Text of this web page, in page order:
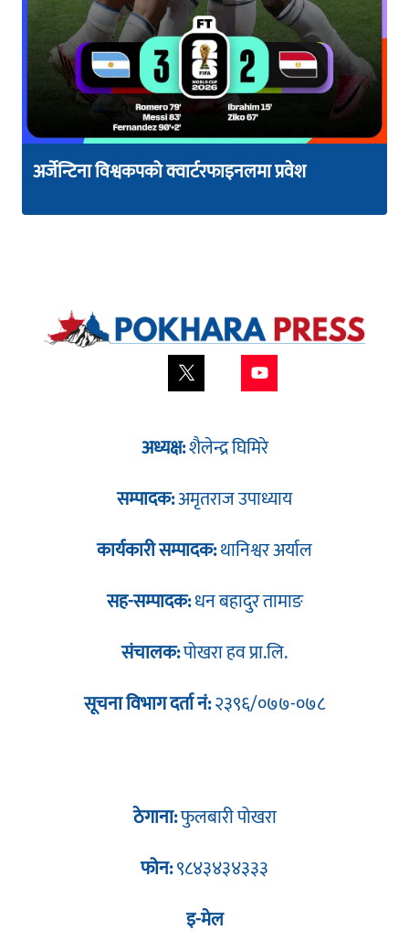
अर्जेन्टिना विश्वकपको क्वार्टरफाइनलमा प्रवेश
अध्यक्ष:शैलेन्द्र घिमिरे
सम्पादक:अमृतराज उपाध्याय
कार्यकारी सम्पादक:थानिश्वर अर्याल
सह-सम्पादक:धन बहादुर तामाङ
संचालक:पोखरा हव प्रा.लि.
सूचना विभाग दर्ता नं:२३९६/०७७-०७८
ठेगाना:फुलबारी पोखरा
फोन:९८४३४३४३३३
इ-मेल